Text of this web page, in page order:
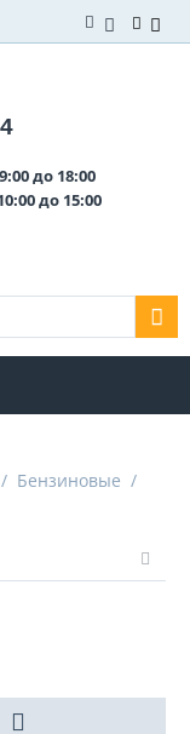
до 18:00
до 15:00
/ Бензиновые /